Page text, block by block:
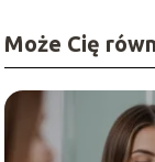
Może Cię